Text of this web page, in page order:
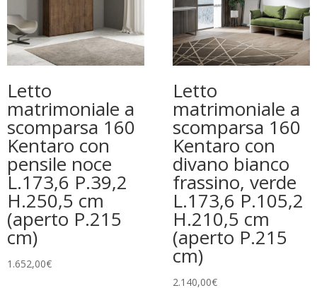
Letto
matrimoniale a
scomparsa 160
Kentaro con
pensile noce
L.173,6 P.39,2
H.250,5 cm
(aperto P.215
cm)
1.652,00€
Letto
matrimoniale a
scomparsa 160
Kentaro con
divano bianco
frassino, verde
L.173,6 P.105,2
H.210,5 cm
(aperto P.215
cm)
2.140,00€